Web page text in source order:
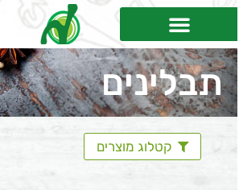
תבלינים
קטלוג מוצרים